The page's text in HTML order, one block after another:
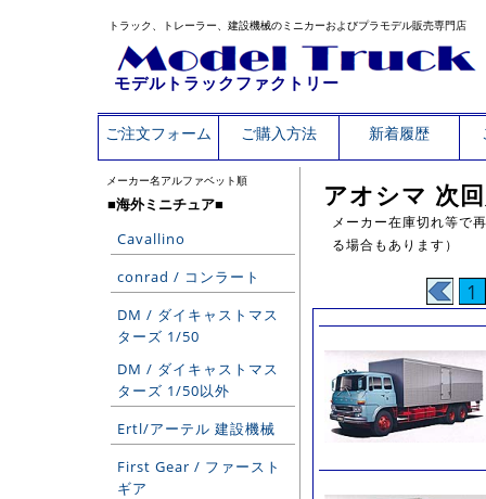
トラック、トレーラー、建設機械のミニカーおよびプラモデル販売専門店
モデルトラックファクトリー
ご注文フォーム ご購入方法 新着履歴
メーカー名アルファベット順
■海外ミニチュア■
Cavallino
conrad / コンラート
DM / ダイキャストマス
ターズ 1/50
DM / ダイキャストマス
ターズ 1/50以外
Ertl/アーテル 建設機械
First Gear / ファースト
ギア
アオシマ 次
メーカー在庫切れ等で
る場合もあります）
1